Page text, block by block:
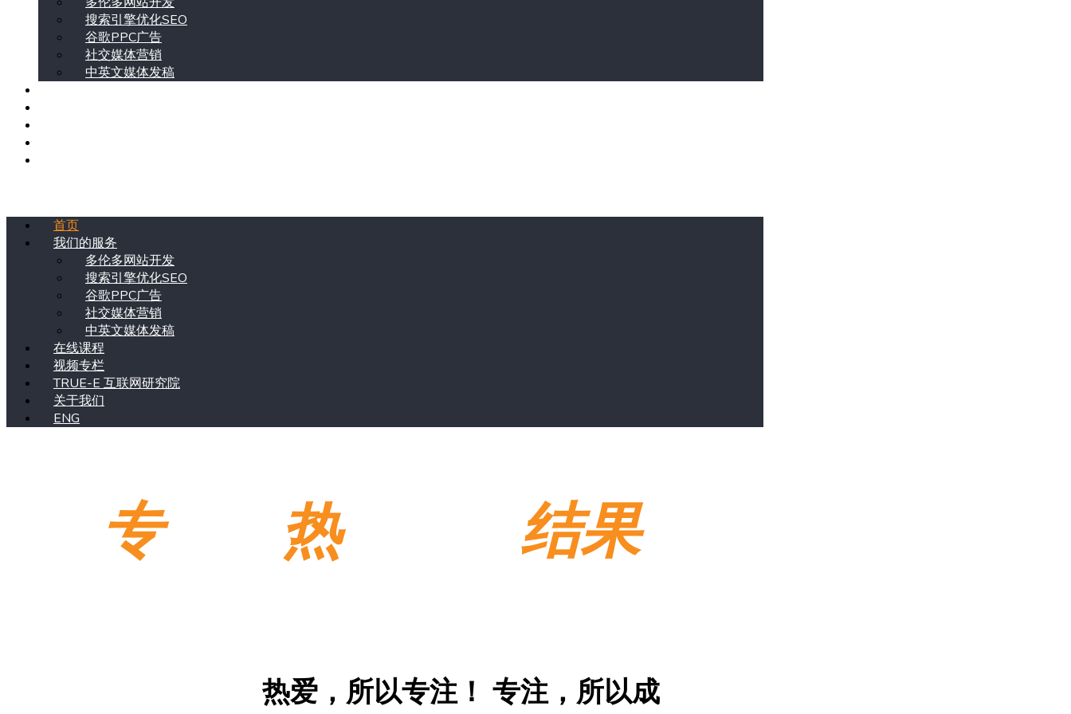
搜索引擎优化SEO
谷歌PPC广告
社交媒体营销
中英文媒体发稿
首页
我们的服务
多伦多网站开发
搜索引擎优化SEO
谷歌PPC广告
社交媒体营销
中英文媒体发稿
在线课程
视频专栏
TRUE-E 互联网研究院
关于我们
ENG
专业， 热爱，以 结果为导向
热爱，所以专注！ 专注，所以成